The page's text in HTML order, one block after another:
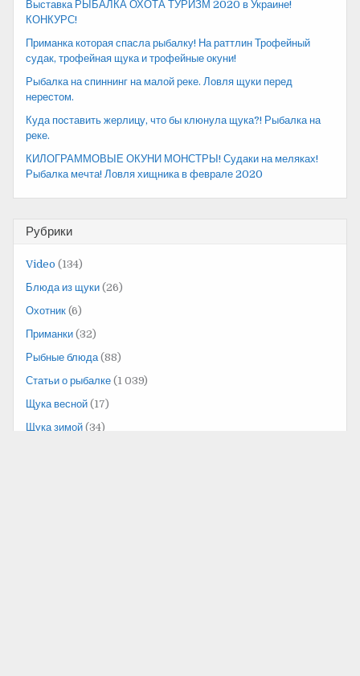
Выставка РЫБАЛКА ОХОТА ТУРИЗМ 2020 в Украине!
КОНКУРС!
Приманка которая спасла рыбалку! На раттлин Трофейный
судак, трофейная щука и трофейные окуни!
Рыбалка на спиннинг на малой реке. Ловля щуки перед
нерестом.
Куда поставить жерлицу, что бы клюнула щука?! Рыбалка на
реке.
КИЛОГРАММОВЫЕ ОКУНИ МОНСТРЫ! Судаки на меляках!
Рыбалка мечта! Ловля хищника в феврале 2020
Рубрики
Video (134)
Блюда из щуки (26)
Охотник (6)
Приманки (32)
Рыбные блюда (88)
Статьи о рыбалке (1 039)
Щука весной (17)
Щука зимой (34)